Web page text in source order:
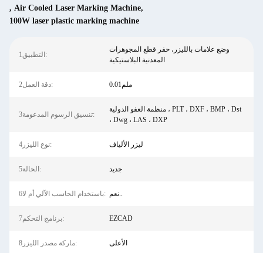
, Air Cooled Laser Marking Machine,
100W laser plastic marking machine
1التطبيق:
وضع علامات بالليزر، حفر قطع المجوهرات
المعدنية البلاستيكية
2دقة العمل: 0.01ملم
3تنسيق الرسوم المدعومة:
منظمة العفو الدولية ، PLT ، DXF ، BMP ، Dst
، Dwg ، LAS ، DXP
4نوع الليزر: ليزر الألياف
5الحالة: جديد
6باستخدام الحاسب الآلي أم لا: نعم..
7برنامج التحكم: EZCAD
8ماركة مصدر الليزر: الأعلى